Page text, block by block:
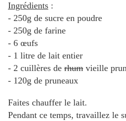
Ingrédients :
- 250g de sucre en poudre
- 250g de farine
- 6 œufs
- 1 litre de lait entier
- 2 cuillères de rhum vieille
- 120g de pruneaux
Faites chauffer le lait.
Pendant ce temps, travaillez le